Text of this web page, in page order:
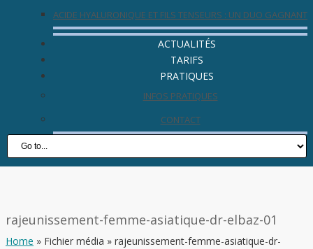
ACIDE HYALURONIQUE ET FILS TENSEURS : UN DUO GAGNANT
ACTUALITÉS
TARIFS
PRATIQUES
INFOS PRATIQUES
CONTACT
rajeunissement-femme-asiatique-dr-elbaz-01
Home » Fichier média » rajeunissement-femme-asiatique-dr-